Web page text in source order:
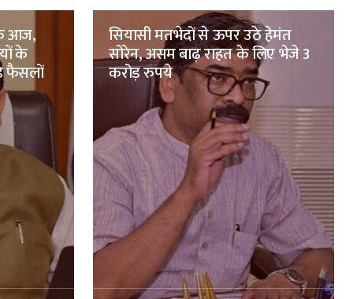
आज,
के
फैसलों
सियासी मतभेदों से ऊपर उठे हेमंत
सोरेन, असम बाढ़ राहत के लिए भेजे 3
करोड़ रुपये